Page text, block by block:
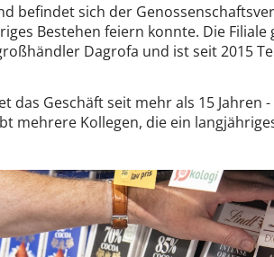
befindet sich der
Bestehen feiern konnte. Die
Dagrofa und ist seit 2015
das Geschäft seit mehr als 15 Jahren
mehrere Kollegen, die ein